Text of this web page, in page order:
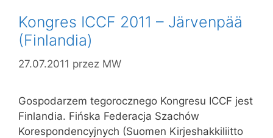
Kongres ICCF 2011 – Järvenpää
(Finlandia)
27.07.2011 przez MW
Gospodarzem tegorocznego Kongresu ICCF jest
Finlandia. Fińska Federacja Szachów
Korespondencyjnych (Suomen Kirjeshakkiliitto